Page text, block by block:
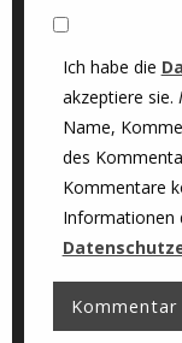
Ich habe die
akzeptiere sie.
Name,
des
Kommentare
Informationen